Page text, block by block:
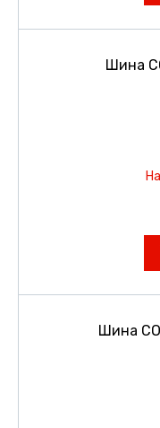
Шина
Шина